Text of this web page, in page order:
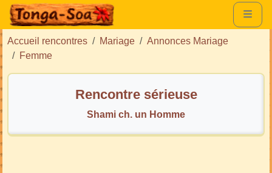
Accueil rencontres Mariage
Annonces Mariage
Femme
Rencontre sérieuse
Shami ch. un Homme